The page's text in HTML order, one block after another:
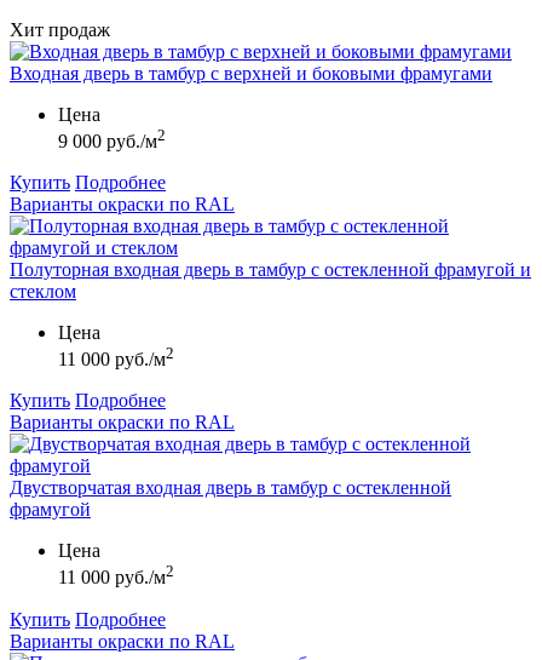
Хит продаж
Входная дверь в тамбур с верхней и боковыми фрамугами
Цена
9 000 руб./м2
Купить Подробнее
Варианты окраски по RAL
Полуторная входная дверь в тамбур с остекленной фрамугой и
стеклом
Цена
11 000 руб./м2
Купить Подробнее
Варианты окраски по RAL
Двустворчатая входная дверь в тамбур с остекленной
фрамугой
Цена
11 000 руб./м2
Купить Подробнее
Варианты окраски по RAL